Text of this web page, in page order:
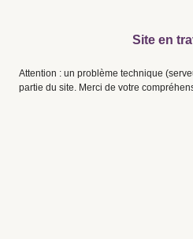
Site en
Attention : un problème technique
partie du site. Merci de votre